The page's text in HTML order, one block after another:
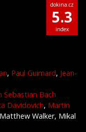
dokina.cz
5.3
index
, Paul Guimard, Jean-
Sebastian Bach
Davidovich, Martin
Walker, Mikal